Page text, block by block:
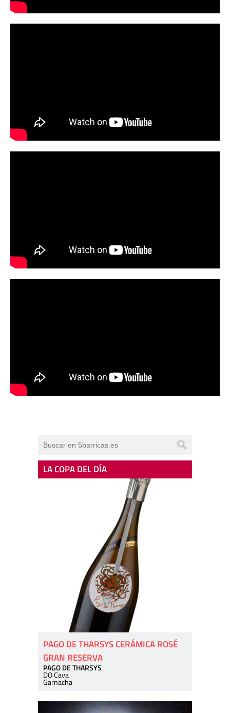
LA COPA DEL DÍA
PAGO DE THARSYS CERÁMICA ROSÉ
GRAN RESERVA
PAGO DE THARSYS
DO Cava
Garnacha